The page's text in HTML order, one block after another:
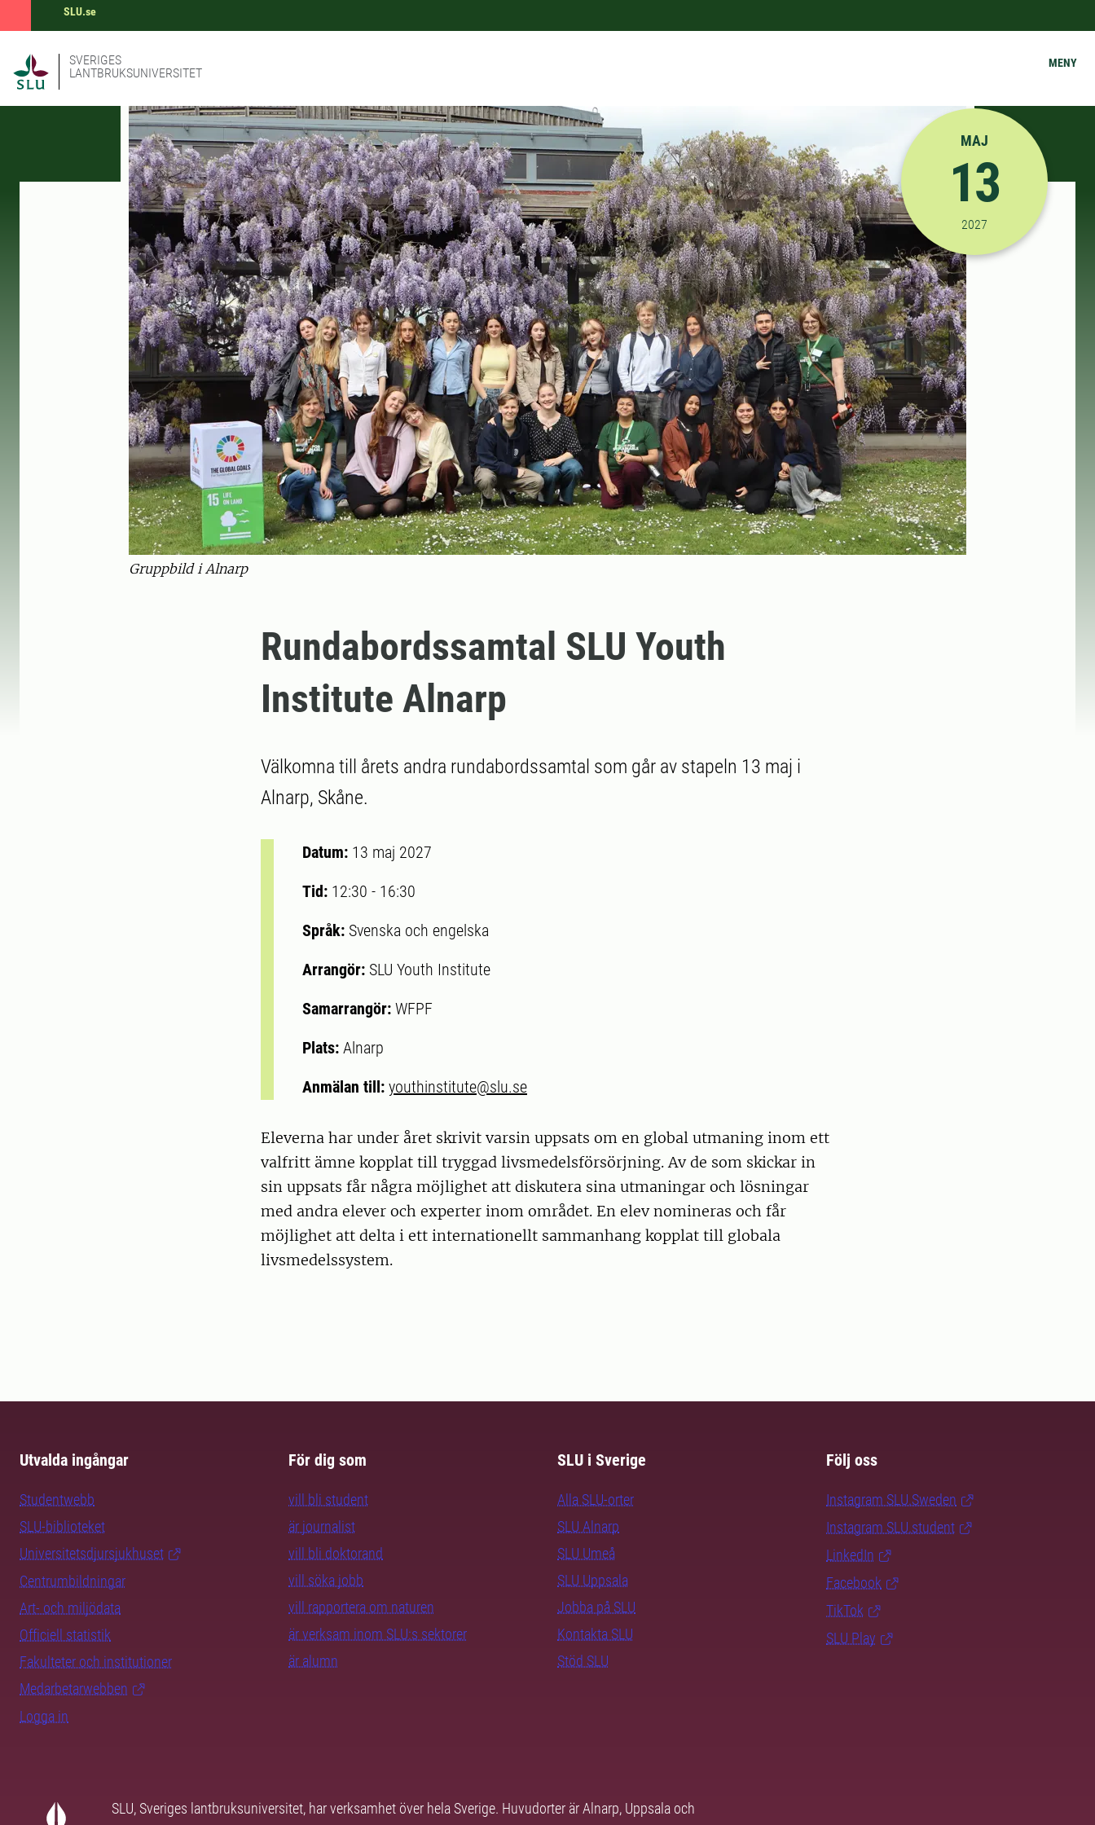
SLU.se
SVERIGES
LANTBRUKSUNIVERSITET
MENY
Gruppbild i Alnarp
2027-05-13 12:30:00
MAJ
13
2027
Rundabordssamtal SLU Youth
Institute Alnarp
Välkomna till årets andra rundabordssamtal som går av stapeln 13 maj i
Alnarp, Skåne.
Datum: 13 maj 2027
Tid: 12:30 - 16:30
Språk: Svenska och engelska
Arrangör: SLU Youth Institute
Samarrangör: WFPF
Plats: Alnarp
Anmälan till: youthinstitute@slu.se
Eleverna har under året skrivit varsin uppsats om en global utmaning inom ett
valfritt ämne kopplat till tryggad livsmedelsförsörjning. Av de som skickar in
sin uppsats får några möjlighet att diskutera sina utmaningar och lösningar
med andra elever och experter inom området. En elev nomineras och får
möjlighet att delta i ett internationellt sammanhang kopplat till globala
livsmedelssystem.
Utvalda ingångar
Studentwebb
SLU-biblioteket
Universitetsdjursjukhuset
Centrumbildningar
Art- och miljödata
Officiell statistik
Fakulteter och institutioner
Medarbetarwebben
Logga in
För dig som
vill bli student
är journalist
vill bli doktorand
vill söka jobb
vill rapportera om naturen
är verksam inom SLU:s sektorer
är alumn
SLU i Sverige
Alla SLU-orter
SLU Alnarp
SLU Umeå
SLU Uppsala
Jobba på SLU
Kontakta SLU
Stöd SLU
Följ oss
Instagram SLU.Sweden
Instagram SLU.student
LinkedIn
Facebook
TikTok
SLU Play
SLU, Sveriges lantbruksuniversitet, har verksamhet över hela Sverige. Huvudorter är Alnarp, Uppsala och